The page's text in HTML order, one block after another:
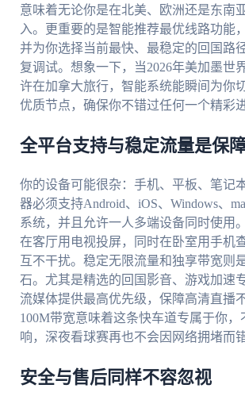
意味着无论你是在北美、欧洲还是东南
入。更重要的是智能推荐最优线路功能
并为你选择当前最快、最稳定的回国路
复调试。想象一下，当2026年美加墨世
许在加拿大旅行，智能系统能瞬间为你
优质节点，确保你不错过任何一个精彩进
全平台支持与稳定流量是保
你的设备可能很杂：手机、平板、笔记
器必须支持Android、iOS、Windows、
系统，并且允许一人多端设备同时使用
在客厅用电视投屏，同时在卧室用手机
互不干扰。稳定无限流量和独享带宽则
石。尤其是精选的回国影音、游戏加速
流媒体提供最高优先级，保障高清直播
100M带宽意味着这条快车道专属于你，
响，深夜看球赛再也不会因网络拥堵而
安全与售后同样不容忽视